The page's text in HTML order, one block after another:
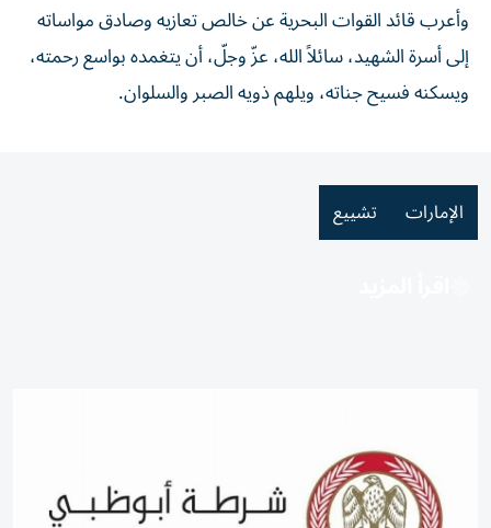
وأعرب قائد القوات البحرية عن خالص تعازيه وصادق مواساته
إلى أسرة الشهيد، سائلاً الله، عزّ وجلّ، أن يتغمده بواسع رحمته،
ويسكنه فسيح جناته، ويلهم ذويه الصبر والسلوان.
الإمارات تشييع